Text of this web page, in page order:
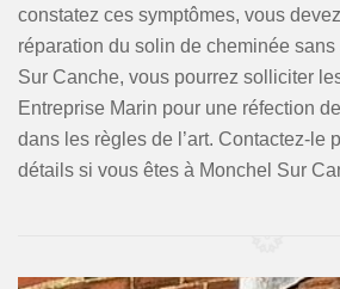
constatez ces symptômes, vous
réparation du solin de cheminée sans
Sur Canche, vous pourrez solliciter
Entreprise Marin pour une réfection
dans les règles de l’art. Contactez-le
détails si vous êtes à Monchel Sur